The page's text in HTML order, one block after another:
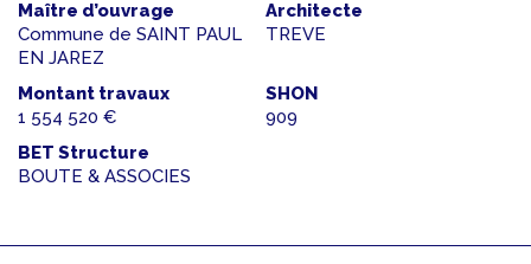
Maître d’ouvrage
Commune de SAINT PAUL
EN JAREZ
Architecte
TREVE
Montant travaux
1 554 520 €
SHON
909
BET Structure
BOUTE & ASSOCIES